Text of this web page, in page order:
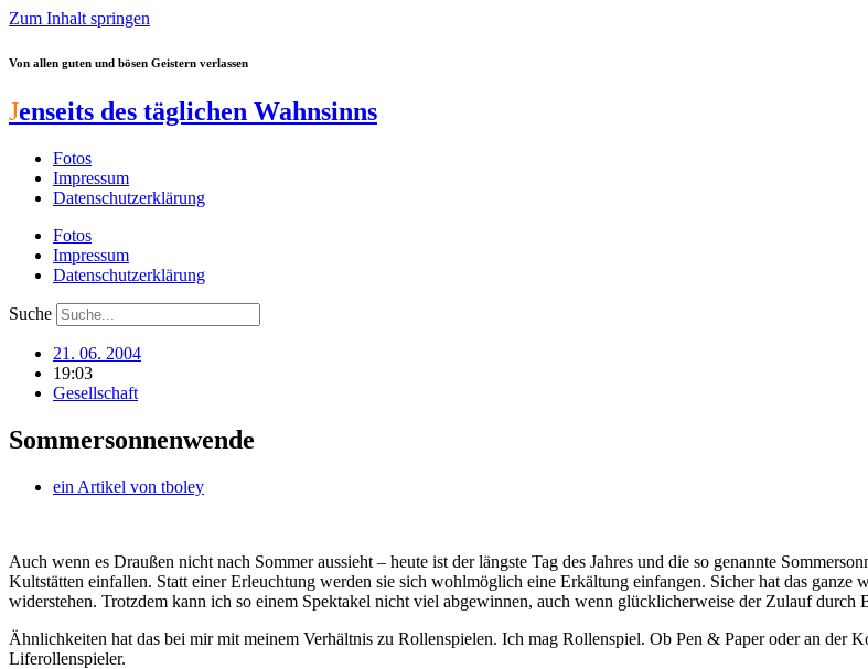
Zum Inhalt springen
Von allen guten und bösen Geistern verlassen
Jenseits des täglichen Wahnsinns
Fotos
Impressum
Datenschutzerklärung
Fotos
Impressum
Datenschutzerklärung
Suche
21. 06. 2004
19:03
Gesellschaft
Sommersonnenwende
ein Artikel von tboley
Auch wenn es Draußen nicht nach Sommer aussieht – heute ist der längste Tag des Jahres und die so genannte
Kultstätten einfallen. Statt einer Erleuchtung werden sie sich wohlmöglich eine Erkältung einfangen. Sicher hat das ganze
widerstehen. Trotzdem kann ich so einem Spektakel nicht viel abgewinnen, auch wenn glücklicherweise der Zulauf durch
Ähnlichkeiten hat das bei mir mit meinem Verhältnis zu Rollenspielen. Ich mag Rollenspiel. Ob Pen & Paper oder an der
Liferollenspieler.